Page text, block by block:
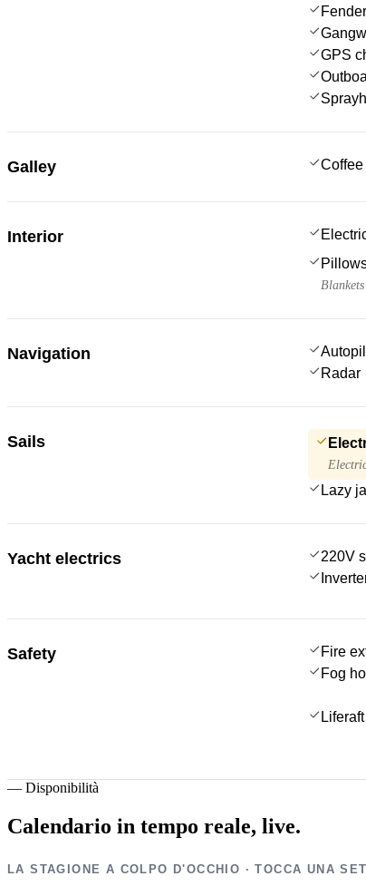
GPS
Galley
Interior
Blankets
Navigation
Radar
Sails
Lazy
Yacht electrics 220V
Safety Fire
Fog
Liferaft
— Disponibilità
Calendario in tempo reale, live.
LA STAGIONE A COLPO D'OCCHIO · TOCCA UNA